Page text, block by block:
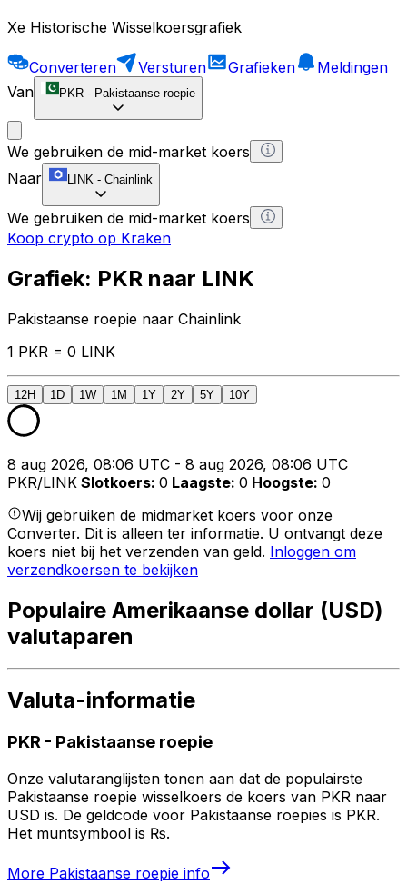
Xe Historische Wisselkoersgrafiek
Converteren Versturen Grafieken
Meldingen
Van
PKR - Pakistaanse roepie
We gebruiken de mid-market koers
Naar
LINK - Chainlink
We gebruiken de mid-market koers
Koop crypto op Kraken
Grafiek: PKR naar LINK
Pakistaanse roepie naar Chainlink
1 PKR = 0 LINK
12H 1D 1W 1M 1Y 2Y 5Y 10Y
8 aug 2026, 08:06 UTC - 8 aug 2026, 08:06 UTC
PKR/LINK Slotkoers: 0 Laagste: 0 Hoogste: 0
Wij gebruiken de midmarket koers voor onze
Converter. Dit is alleen ter informatie. U ontvangt deze
koers niet bij het verzenden van geld. Inloggen om
verzendkoersen te bekijken
Populaire Amerikaanse dollar (USD)
valutaparen
Valuta-informatie
PKR - Pakistaanse roepie
Onze valutaranglijsten tonen aan dat de populairste
Pakistaanse roepie wisselkoers de koers van PKR naar
USD is. De geldcode voor Pakistaanse roepies is PKR.
Het muntsymbool is ₨.
More Pakistaanse roepie info